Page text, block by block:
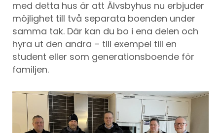
med detta hus är att Älvsbyhus nu erbjuder
möjlighet till två separata boenden under
samma tak. Där kan du bo i ena delen och
hyra ut den andra – till exempel till en
student eller som generationsboende för
familjen.